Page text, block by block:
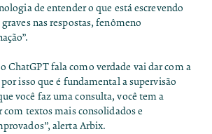
de entender o que está escrevendo
nas respostas, fenômeno
ChatGPT fala como verdade vai dar com a
por isso que é fundamental a supervisão
você faz uma consulta, você tem a
com textos mais consolidados e
alerta Arbix.